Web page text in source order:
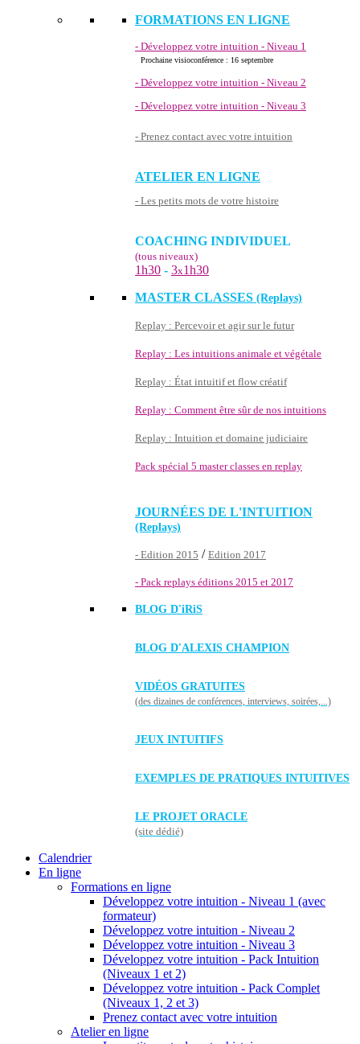
FORMATIONS EN LIGNE
- Développez votre intuition - Niveau 1
Prochaine visioconférence : 16 septembre
- Développez votre intuition - Niveau 2
- Développez votre intuition - Niveau 3
- Prenez contact avec votre intuition
ATELIER EN LIGNE
- Les petits mots de votre histoire
COACHING INDIVIDUEL
(tous niveaux)
1h30 - 3x1h30
MASTER CLASSES (Replays)
Replay : Percevoir et agir sur le futur
Replay : Les intuitions animale et végétale
Replay : État intuitif et flow créatif
Replay : Comment être sûr de nos intuitions
Replay : Intuition et domaine judiciaire
Pack spécial 5 master classes en replay
JOURNÉES DE L'INTUITION
(Replays)
- Edition 2015 / Edition 2017
- Pack replays éditions 2015 et 2017
BLOG D'iRiS
BLOG D'ALEXIS CHAMPION
VIDÉOS GRATUITES
(des dizaines de conférences, interviews, soirées,...)
JEUX INTUITIFS
EXEMPLES DE PRATIQUES INTUITIVES
LE PROJET ORACLE
(site dédié)
Calendrier
En ligne
Formations en ligne
Développez votre intuition - Niveau 1 (avec
formateur)
Développez votre intuition - Niveau 2
Développez votre intuition - Niveau 3
Développez votre intuition - Pack Intuition
(Niveaux 1 et 2)
Développez votre intuition - Pack Complet
(Niveaux 1, 2 et 3)
Prenez contact avec votre intuition
Atelier en ligne